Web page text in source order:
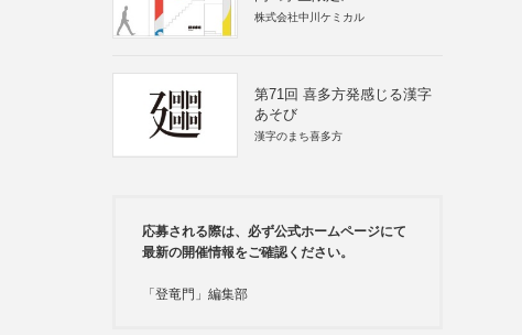
株式会社中川ケミカル
第71回 喜多方発感じる漢字
あそび
漢字のまち喜多方
応募される際は、必ず公式ホームページにて
最新の開催情報をご確認ください。
「登竜門」編集部